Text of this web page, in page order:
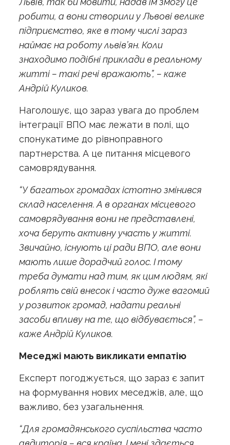
робити, а вони створили у Львові велике
підприємство, яке в тому числі зараз
наймає на роботу львів’ян. Коли
знаходимо подібні приклади в реальному
житті – такі речі вражають”, – каже
Андрій Куликов.
Наголошує, що зараз увага до проблем
інтеграції ВПО має лежати в полі, що
спонукатиме до рівноправного
партнерства. А це питання місцевого
самоврядування.
“У багатьох громадах істотно змінився
склад населення. А в органах місцевого
самоврядування вони не представлені,
хоча беруть активну участь у житті.
Звичайно, існують ці ради ВПО, але вони
мають лише дорадчий голос. І тому
треба думати над тим, як цим людям, які
роблять свій внесок і часто дуже вагомий
у розвиток громад, надати реальні
засоби впливу на те, що відбувається”, –
каже Андрій Куликов.
Меседжі мають викликати емпатію
Експерт погоджується, що зараз є запит
на формування нових меседжів, але, що
важливо, без узагальнення.
“Для громадянського суспільства часто